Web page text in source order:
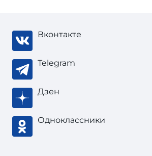
Вконтакте
Telegram
Дзен
Одноклассники